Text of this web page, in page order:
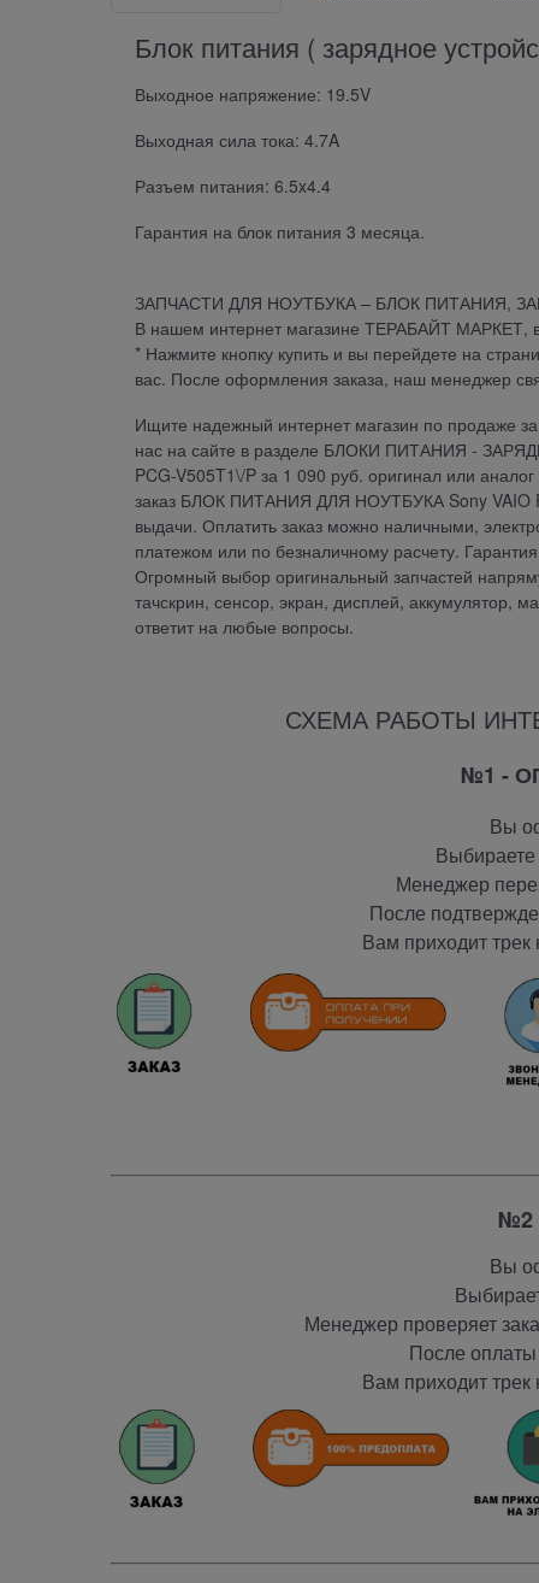
Блок питания ( зарядное
Выходное напряжение: 19.5V
Выходная сила тока: 4.7A
Разъем питания: 6.5x4.4
Гарантия на блок питания 3 месяца.
ЗАПЧАСТИ ДЛЯ НОУТБУКА – БЛОК ПИТАНИЯ,
В нашем интернет магазине ТЕРАБАЙТ МАРКЕТ,
* Нажмите кнопку купить и вы перейдете на
вас. После оформления заказа, наш менеджер
Ищите надежный интернет магазин по продаже
нас на сайте в разделе БЛОКИ ПИТАНИЯ -
PCG-V505T1\/P за 1 090 руб. оригинал или
заказ БЛОК ПИТАНИЯ ДЛЯ НОУТБУКА Sony VAIO
выдачи. Оплатить заказ можно наличными,
платежом или по безналичному расчету.
Огромный выбор оригинальный запчастей
тачскрин, сенсор, экран, дисплей, аккумулятор,
ответит на любые вопросы.
СХЕМА РАБОТЫ
№1 -
Вы
Менеджер
После
Вам приходит
№2
Вы
Менеджер проверяет
После
Вам приходит